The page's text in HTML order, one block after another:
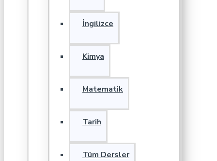
İngilizce
Kimya
Matematik
Tarih
Tüm Dersler